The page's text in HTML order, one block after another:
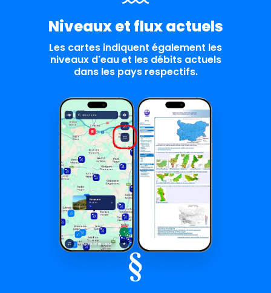
Niveaux et flux actuels
Les cartes indiquent également les
niveaux d'eau et les débits actuels
dans les pays respectifs.